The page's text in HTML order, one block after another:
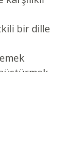
bir dille